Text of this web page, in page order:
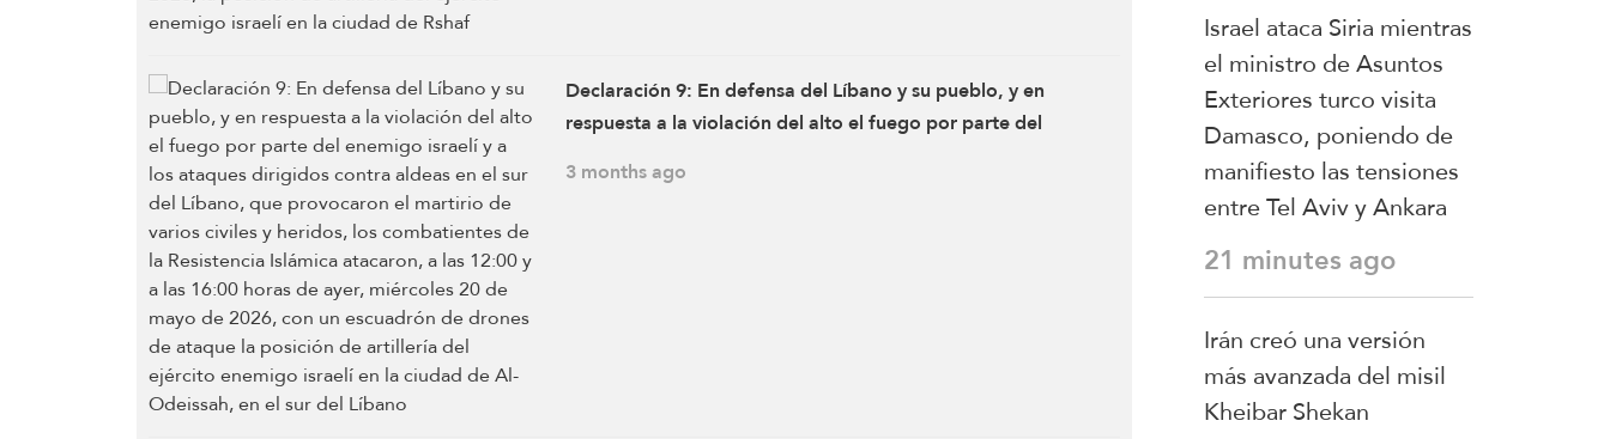
Declaración 9: En defensa del Líbano y su pueblo, y en
respuesta a la violación del alto el fuego por parte del
enemigo israelí y a los ataques dirigidos contra aldeas en el sur
del Líbano, que provocaron el martirio de varios civiles y
3 months ago
Israel ataca Siria mientras
el ministro de Asuntos
Exteriores turco visita
Damasco, poniendo de
manifiesto las tensiones
entre Tel Aviv y Ankara
21 minutes ago
Irán creó una versión
más avanzada del misil
Kheibar Shekan